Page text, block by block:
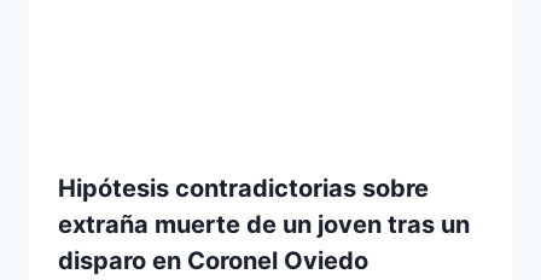
Hipótesis contradictorias sobre
extraña muerte de un joven tras un
disparo en Coronel Oviedo